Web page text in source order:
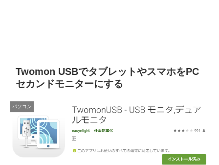
Twomon USBでタブレットやスマホをPC
セカンドモニターにする
パソコン